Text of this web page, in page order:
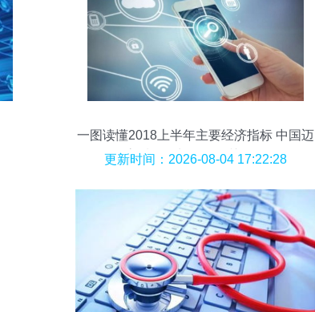
一图读懂2018上半年主要经济指标 中国迈
向高质量增长的五个关键信号
更新时间：2026-08-04 17:22:28